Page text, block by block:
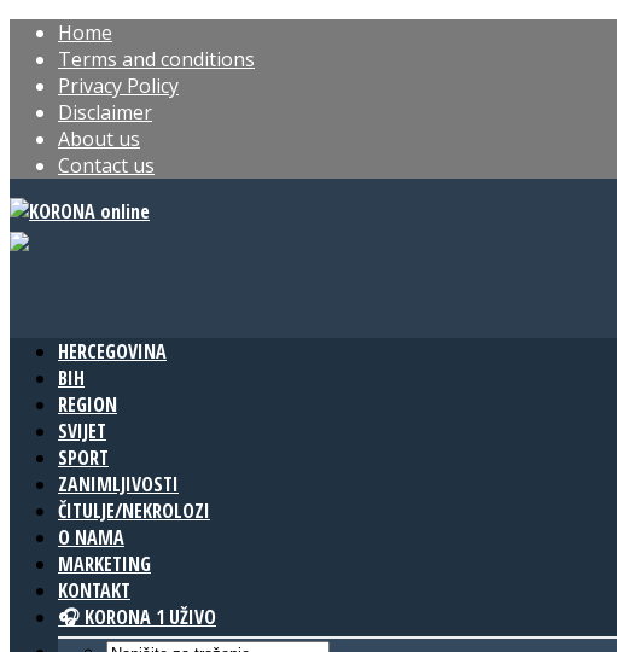
Home
Terms and conditions
Privacy Policy
Disclaimer
About us
Contact us
HERCEGOVINA
BIH
REGION
SVIJET
SPORT
ZANIMLJIVOSTI
ČITULJE/NEKROLOZI
O NAMA
MARKETING
KONTAKT
🎧 KORONA 1 UŽIVO